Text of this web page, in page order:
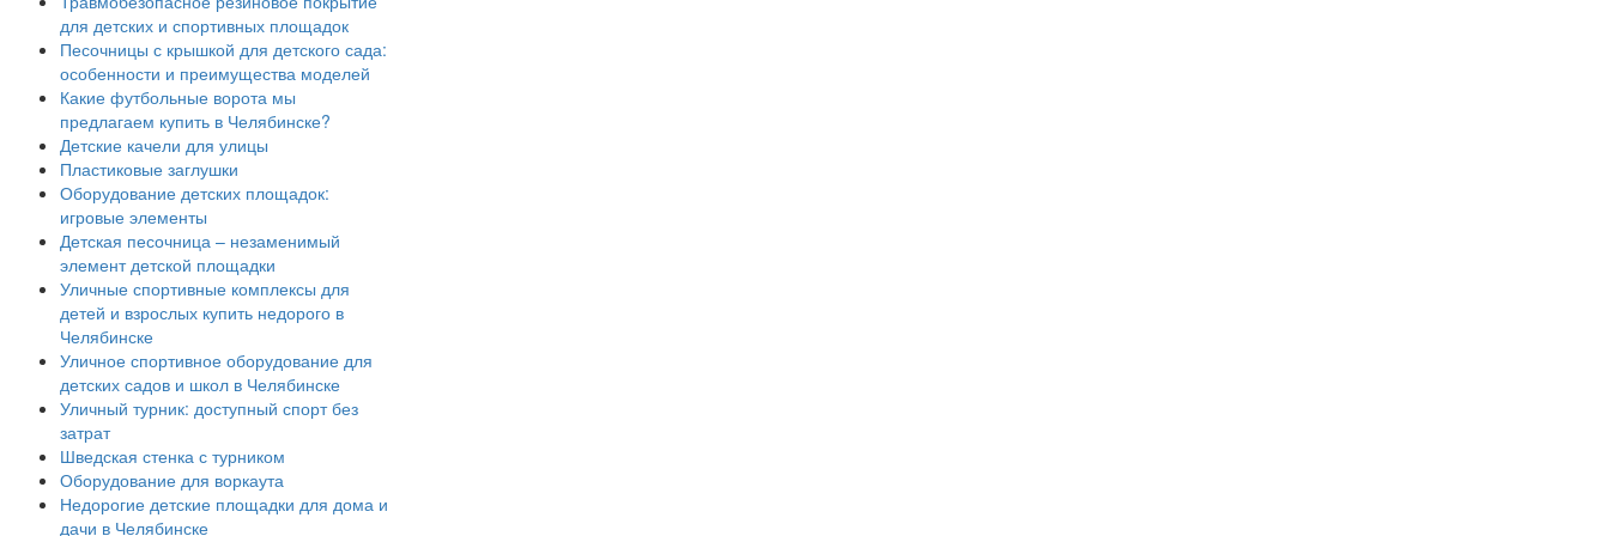
для детских и спортивных площадок
Песочницы с крышкой для детского сада:
особенности и преимущества моделей
Какие футбольные ворота мы
предлагаем купить в Челябинске?
Детские качели для улицы
Пластиковые заглушки
Оборудование детских площадок:
игровые элементы
Детская песочница – незаменимый
элемент детской площадки
Уличные спортивные комплексы для
детей и взрослых купить недорого в
Челябинске
Уличное спортивное оборудование для
детских садов и школ в Челябинске
Уличный турник: доступный спорт без
затрат
Шведская стенка с турником
Оборудование для воркаута
Недорогие детские площадки для дома и
дачи в Челябинске